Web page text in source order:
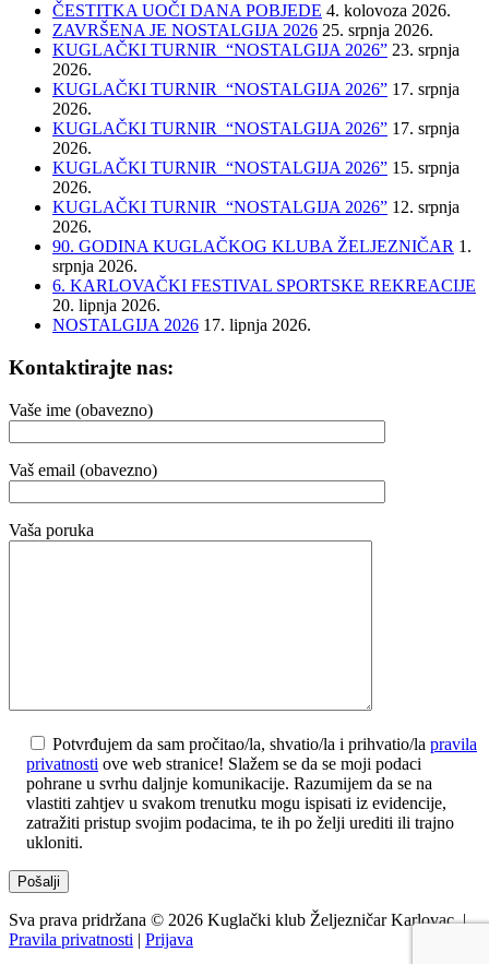
ČESTITKA UOČI DANA POBJEDE 4. kolovoza 2026.
ZAVRŠENA JE NOSTALGIJA 2026 25. srpnja 2026.
KUGLAČKI TURNIR “NOSTALGIJA 2026” 23. srpnja
2026.
KUGLAČKI TURNIR “NOSTALGIJA 2026” 17. srpnja
2026.
KUGLAČKI TURNIR “NOSTALGIJA 2026” 17. srpnja
2026.
KUGLAČKI TURNIR “NOSTALGIJA 2026” 15. srpnja
2026.
KUGLAČKI TURNIR “NOSTALGIJA 2026” 12. srpnja
2026.
90. GODINA KUGLAČKOG KLUBA ŽELJEZNIČAR 1.
srpnja 2026.
6. KARLOVAČKI FESTIVAL SPORTSKE REKREACIJE
20. lipnja 2026.
NOSTALGIJA 2026 17. lipnja 2026.
Kontaktirajte nas:
Vaše ime (obavezno)
Vaš email (obavezno)
Vaša poruka
Potvrđujem da sam pročitao/la, shvatio/la i prihvatio/la pravila
privatnosti ove web stranice! Slažem se da se moji podaci
pohrane u svrhu daljnje komunikacije. Razumijem da se na
vlastiti zahtjev u svakom trenutku mogu ispisati iz evidencije,
zatražiti pristup svojim podacima, te ih po želji urediti ili trajno
ukloniti.
Sva prava pridržana © 2026 Kuglački klub Željezničar Karlovac. |
Pravila privatnosti | Prijava